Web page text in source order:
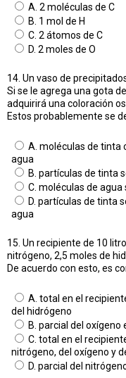
A. 2 moléculas de C
B. 1 mol de H
C. 2 átomos de C
D. 2 moles de O
14. Un vaso de
Si se le agrega una gota
adquirirá una coloración
Estos probablemente se
A. moléculas de tinta
agua
B. partículas de tinta
C. moléculas de
D. partículas de tinta
agua
15. Un recipiente de 10
nitrógeno, 2,5 moles de
De acuerdo con esto, es
A. total en el
del hidrógeno
B. parcial del
C. total en el
nitrógeno, del oxígeno y
D. parcial del